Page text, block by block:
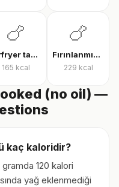
🍗
Airfryer tavuk bonfile
165 kcal
🍗
Fırınlanmış derili tavuk but
229 kcal
(no oil) —
kaç kaloridir?
120 kalori
yağ eklenmediği